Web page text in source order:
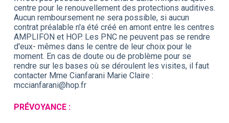
centre pour le renouvellement des protections auditives.
Aucun remboursement ne sera possible, si aucun
contrat préalable n'a été créé en amont entre les centres
AMPLIFON et HOP. Les PNC ne peuvent pas se rendre
d'eux- mêmes dans le centre de leur choix pour le
moment. En cas de doute ou de problème pour se
rendre sur les bases où se déroulent les visites, il faut
contacter Mme Cianfarani Marie Claire :
mccianfarani@hop.fr
PRÉVOYANCE :